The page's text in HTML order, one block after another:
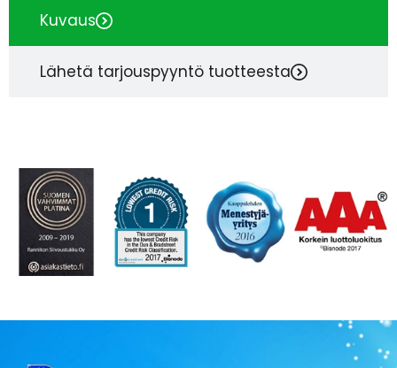
Kuvaus
Lähetä tarjouspyyntö tuotteesta